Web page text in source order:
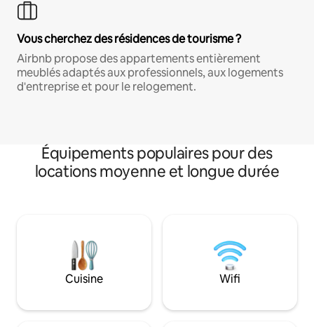
Vous cherchez des résidences de tourisme ?
Airbnb propose des appartements entièrement
meublés adaptés aux professionnels, aux logements
d'entreprise et pour le relogement.
Équipements populaires pour des
locations moyenne et longue durée
Cuisine Wifi